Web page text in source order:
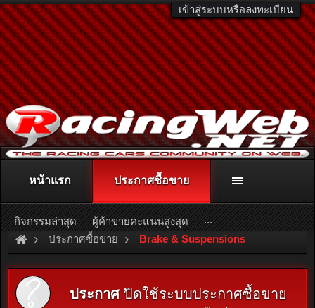
เข้าสู่ระบบหรือลงทะเบียน
ติดต่อลงโฆษณา racingweb@gmail.com
หรือโทร. 081-811-1138
หรืออ่านรายละเอียดเพิ่มเติม คลิกที่นี่
ประกาศซื้อขาย Brake & Suspensions
ประกาศปิดใช้ระบบประกาศซื้อขาย
หน้าแรก ประกาศซื้อขาย
กิจกรรมล่าสุด ผู้ค้าขายคะแนนสูงสุด ...